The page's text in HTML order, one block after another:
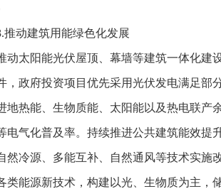
推动建筑用能绿色化发展
动太阳能光伏屋顶、幕墙等建筑一体化建
，政府投资项目优先采用光伏发电满足部
地热能、生物质能、太阳能以及热电联产
电气化普及率。持续推进公共建筑能效提
然冷源、多能互补、自然通风等技术实施
类能源新技术，构建以光、生物质为主，